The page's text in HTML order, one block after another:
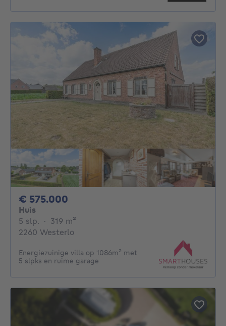
€ 575.000
Huis
5 slp. 5 slaapkamers
· 319 m²
2260 Westerlo
Energiezuinige villa op 1086m² met
5 slpks en ruime garage